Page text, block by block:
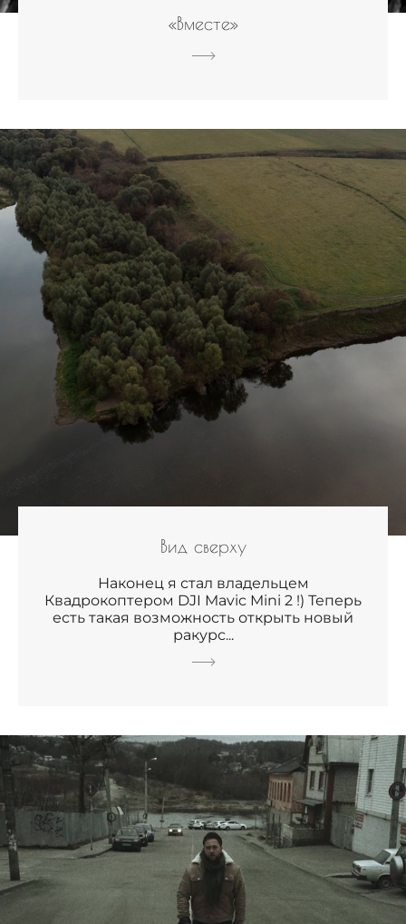
«Вместе»
Вид сверху
Наконец я стал владельцем
Квадрокоптером DJI Mavic Mini 2 !) Теперь
есть такая возможность открыть новый
ракурс...